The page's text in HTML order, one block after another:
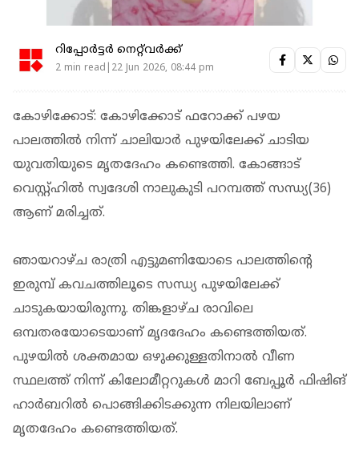
റിപ്പോർട്ടർ നെറ്റ്‌വര്‍ക്ക്‌
2 min read|22 Jun 2026, 08:44 pm
കോഴിക്കോട്: കോഴിക്കോട് ഫറോക്ക് പഴയ
പാലത്തില്‍ നിന്ന് ചാലിയാര്‍ പുഴയിലേക്ക് ചാടിയ
യുവതിയുടെ മൃതദേഹം കണ്ടെത്തി. കോങ്ങാട്
വെസ്റ്റ്ഹില്‍ സ്വദേശി നാലുകുടി പറമ്പത്ത് സന്ധ്യ(36)
ആണ് മരിച്ചത്.
ഞായറാഴ്ച രാത്രി എട്ടുമണിയോടെ പാലത്തിന്റെ
ഇരുമ്പ് കവചത്തിലൂടെ സന്ധ്യ പുഴയിലേക്ക്
ചാടുകയായിരുന്നു. തിങ്കളാഴ്ച രാവിലെ
ഒമ്പതരയോടെയാണ് മൃദദേഹം കണ്ടെത്തിയത്.
പുഴയില്‍ ശക്തമായ ഒഴുക്കുള്ളതിനാല്‍ വീണ
സ്ഥലത്ത് നിന്ന് കിലോമീറ്ററുകള്‍ മാറി ബേപ്പൂര്‍ ഫിഷിങ്
ഹാര്‍ബറില്‍ പൊങ്ങിക്കിടക്കുന്ന നിലയിലാണ്
മൃതദേഹം കണ്ടെത്തിയത്.